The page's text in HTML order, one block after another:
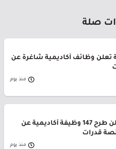
صلة
تعلن وظائف أكاديمية شاغرة عن
منذ يوم
جامعة القصيم تعلن طرح 147 وظيفة أكاديمية عن
قدرات
منذ يوم